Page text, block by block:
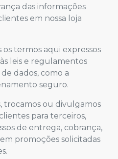
das informações
em nossa loja
termos aqui expressos
leis e regulamentos
dados, como a
seguro.
trocamos ou divulgamos
para terceiros,
de entrega, cobrança,
promoções solicitadas